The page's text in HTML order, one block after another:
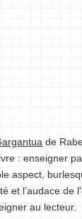
de
: enseigner
aspect,
et l’audace de
au lecteur.